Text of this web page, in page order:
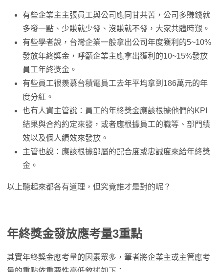
有些企業主主張員工與公司應同甘共苦，公司多賺錢就
多發一點、少賺就少發、沒賺就不發，大家共體時艱。
有些學者說，台灣企業一般拿出公司年度獲利的5~10%
發放年終獎金，呼籲企業主應拿出獲利的10~15%發放
員工年終獎金。
有些員工很羨慕台積電員工去年平均拿到186萬元的年
度分紅。
也有人資主管說：員工的年終獎金應該根據他們的KPI
結果與合約約定來發，或者應根據員工的職等、部門績
效以及個人績效來發放。
主管也說：應該根據部屬的配合度或忠誠度來給年終獎
金。
以上聽起來都各有道理，但究竟誰才是對的呢？
年終獎金發放應考量3重點
其實年終獎金應考量的因素眾多，筆者將企業主或主管應考